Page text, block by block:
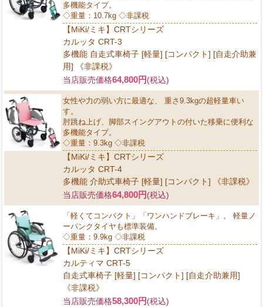
多機能タイプ。
◇重量：10.7kg ◇非課税
【MiKi/ミキ】CRTシリーズ
カルッタ CRT-3
多機能 自走式車椅子 [軽量] [コンパクト] [自走介助兼
用] 《非課税》
当店販売価格64,800円(税込)
女性や力の弱い方に最適な、 重さ9.3kgの超軽量車い
す。
肘跳ね上げ、脚部スイングアウトの付いた移乗に便利な
多機能タイプ。
◇重量：9.3kg ◇非課税
【MiKi/ミキ】CRTシリーズ
カルッタ CRT-4
多機能 介助式車椅子 [軽量] [コンパクト] 《非課税》
当店販売価格64,800円(税込)
「軽くてコンパクト」「ワンハンドブレーキ」。 軽量ノ
ーパンクタイヤも標準装備。
◇重量：9.9kg ◇非課税
【MiKi/ミキ】CRTシリーズ
カルティマ CRT-5
自走式車椅子 [軽量] [コンパクト] [自走介助兼用]
《非課税》
当店販売価格58,300円(税込)